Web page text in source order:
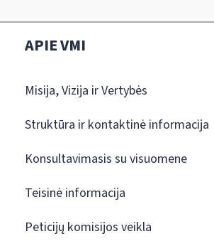
APIE VMI
Misija, Vizija ir Vertybės
Struktūra ir kontaktinė informacija
Konsultavimasis su visuomene
Teisinė informacija
Peticijų komisijos veikla